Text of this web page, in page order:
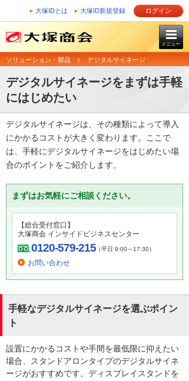
大塚IDとは 大塚ID新規登録 ログイン
メニュー
ソリューション・製品 デジタルサイネージ
デジタルサイネージをまずは手軽
にはじめたい
デジタルサイネージは、その種類によって導入
にかかるコストが大きく変わります。ここで
は、手軽にデジタルサイネージをはじめたい場
合のポイントをご紹介します。
まずはお気軽にご相談ください。
【総合受付窓口】
大塚商会 インサイドビジネスセンター
0120-579-215（平日 9:00～17:30）
お問い合わせ
手軽なデジタルサイネージを選ぶポイン
ト
設置にかかるコストや手間を最低限に抑えたい
場合、スタンドアロンタイプのデジタルサイネ
ージがおすすめです。ディスプレイスタンドを